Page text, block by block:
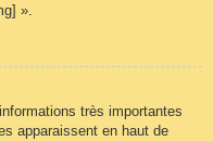
».
très importantes
apparaissent en haut de